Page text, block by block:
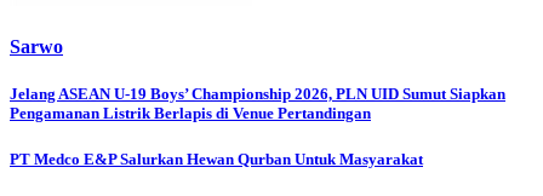
Sarwo
Post
navigation
Jelang ASEAN U-19 Boys’ Championship 2026, PLN UID Sumut Siapkan
Pengamanan Listrik Berlapis di Venue Pertandingan
PT Medco E&P Salurkan Hewan Qurban Untuk Masyarakat